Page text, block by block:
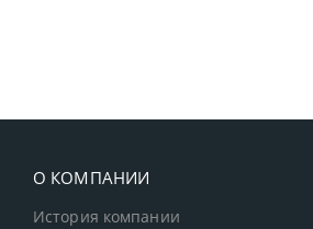
О КОМПАНИИ
История компании